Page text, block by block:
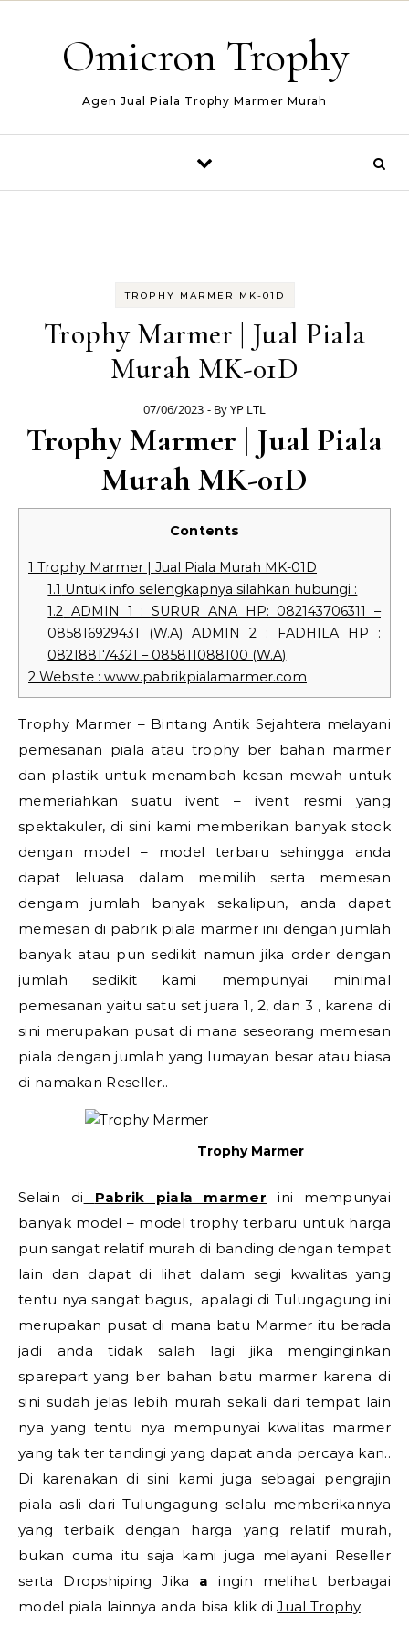
Omicron Trophy
Agen Jual Piala Trophy Marmer Murah
TROPHY MARMER MK-01D
Trophy Marmer | Jual Piala
Murah MK-01D
07/06/2023 - ByYP LTL
Trophy Marmer | Jual Piala
Murah MK-01D
Contents
1 Trophy Marmer | Jual Piala Murah MK-01D
1.1 Untuk info selengkapnya silahkan hubungi :
1.2 ADMIN 1 : SURUR ANA HP: 082143706311 –
085816929431 (W.A) ADMIN 2 : FADHILA HP :
082188174321 – 085811088100 (W.A)
2 Website : www.pabrikpialamarmer.com
Trophy Marmer – Bintang Antik Sejahtera melayani
pemesanan piala atau trophy ber bahan marmer
dan plastik untuk menambah kesan mewah untuk
memeriahkan suatu ivent – ivent resmi yang
spektakuler, di sini kami memberikan banyak stock
dengan model – model terbaru sehingga anda
dapat leluasa dalam memilih serta memesan
dengam jumlah banyak sekalipun, anda dapat
memesan di pabrik piala marmer ini dengan jumlah
banyak atau pun sedikit namun jika order dengan
jumlah sedikit kami mempunyai minimal
pemesanan yaitu satu set juara 1, 2, dan 3 , karena di
sini merupakan pusat di mana seseorang memesan
piala dengan jumlah yang lumayan besar atau biasa
di namakan Reseller..
Trophy Marmer
Selain di Pabrik piala marmer ini mempunyai
banyak model – model trophy terbaru untuk harga
pun sangat relatif murah di banding dengan tempat
lain dan dapat di lihat dalam segi kwalitas yang
tentu nya sangat bagus, apalagi di Tulungagung ini
merupakan pusat di mana batu Marmer itu berada
jadi anda tidak salah lagi jika menginginkan
sparepart yang ber bahan batu marmer karena di
sini sudah jelas lebih murah sekali dari tempat lain
nya yang tentu nya mempunyai kwalitas marmer
yang tak ter tandingi yang dapat anda percaya kan..
Di karenakan di sini kami juga sebagai pengrajin
piala asli dari Tulungagung selalu memberikannya
yang terbaik dengan harga yang relatif murah,
bukan cuma itu saja kami juga melayani Reseller
serta Dropshiping Jika a ingin melihat berbagai
model piala lainnya anda bisa klik diJual Trophy.